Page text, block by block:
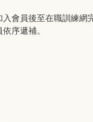
會員後至在職訓練
序遞補。